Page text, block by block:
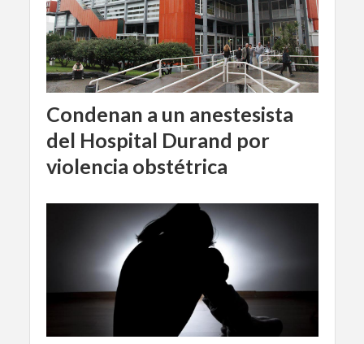
Condenan a un anestesista
del Hospital Durand por
violencia obstétrica